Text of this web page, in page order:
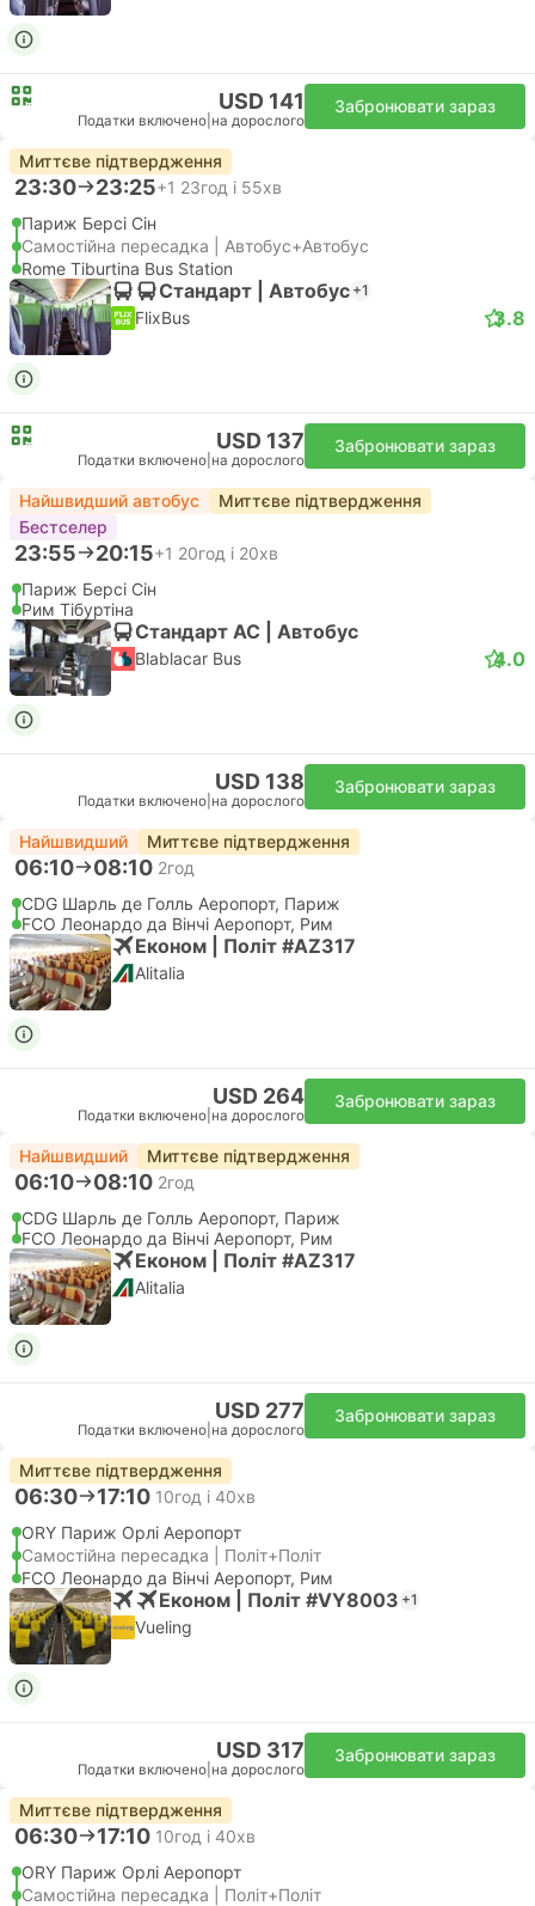
USD 141
Податки включено на дорослого
Забронювати зараз
Миттєве підтвердження
23:30 23:25+1 23год і 55хв
Париж Берсі Сін
Самостійна пересадка | Автобус+Автобус
Rome Tiburtina Bus Station
Стандарт | Автобус +1
FlixBus 3.8
USD 137
Податки включено на дорослого
Забронювати зараз
Найшвидший автобус
Миттєве підтвердження
Бестселер
23:55 20:15+1 20год і 20хв
Париж Берсі Сін
Рим Тібуртіна
Стандарт АС | Автобус
Blablacar Bus 4.0
USD 138
Податки включено на дорослого
Забронювати зараз
Найшвидший Миттєве підтвердження
06:10 08:10 2год
CDG Шарль де Голль Аеропорт, Париж
FCO Леонардо да Вінчі Аеропорт, Рим
Економ | Політ #AZ317
Alitalia
USD 264
Податки включено на дорослого
Забронювати зараз
Найшвидший Миттєве підтвердження
06:10 08:10 2год
CDG Шарль де Голль Аеропорт, Париж
FCO Леонардо да Вінчі Аеропорт, Рим
Економ | Політ #AZ317
Alitalia
USD 277
Податки включено на дорослого
Забронювати зараз
Миттєве підтвердження
06:30 17:10 10год і 40хв
ORY Париж Орлі Аеропорт
Самостійна пересадка | Політ+Політ
FCO Леонардо да Вінчі Аеропорт, Рим
Економ | Політ #VY8003 +1
Vueling
USD 317
Податки включено на дорослого
Забронювати зараз
Миттєве підтвердження
06:30 17:10 10год і 40хв
ORY Париж Орлі Аеропорт
Самостійна пересадка | Політ+Політ